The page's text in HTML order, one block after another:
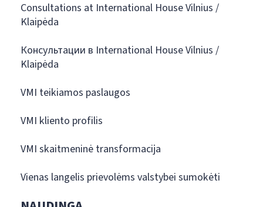
Consultations at International House Vilnius /
Klaipėda
Консультации в International House Vilnius /
Klaipėda
VMI teikiamos paslaugos
VMI kliento profilis
VMI skaitmeninė transformacija
Vienas langelis prievolėms valstybei sumokėti